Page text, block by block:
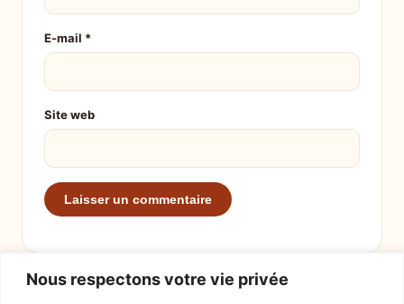
Nous respectons votre vie privée
E-mail *
Site web